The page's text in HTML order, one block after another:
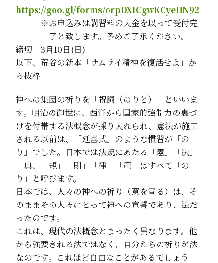
https://goo.gl/forms/orpDXICgwKCyeHN92
※お申込みは講習料の入金を以って受付完
了と致します。予めご了承ください。
締切：3月10日(日)
以下、荒谷の新本「サムライ精神を復活せよ」か
ら抜粋
神への集団の祈りを「祝詞（のりと）」といいま
す。明治の御世に、西洋から国家的強制力の裏づ
けを付帯する法概念が採り入れられ、憲法が施工
される以前は、「延喜式」のような慣習が「の
り」でした。日本では法規にあたる「憲」「法」
「典、「規」「則」「律」「範」はすべて「の
り」と呼びます。
日本では、人々の神への祈り（意を宣る）は、そ
のままその人々にとって神への宣誓であり、法だ
ったのです。
これは、現代の法概念とまったく異なります。他
から強要される法ではなく、自分たちの祈りが法
なのです。これほど自由なことがあるでしょう